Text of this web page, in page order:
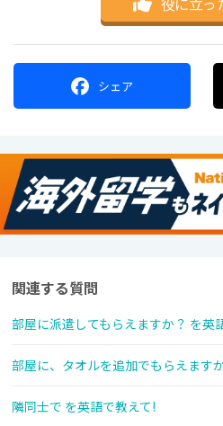
シェア
関連する質問
部屋に派遣してもらえますか？ を英
部屋に、タオルを追加でもらえます
隣同士で を英語で教えて!